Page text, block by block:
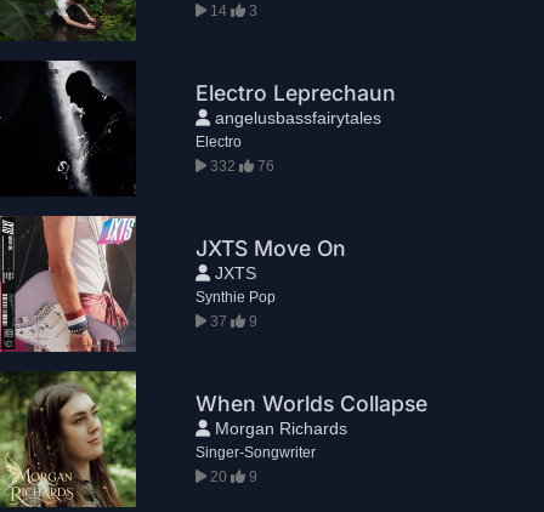
14
3
Electro Leprechaun
angelusbassfairytales
Electro
332
76
JXTS Move On
JXTS
Synthie Pop
37
9
When Worlds Collapse
Morgan Richards
Singer-Songwriter
20
9